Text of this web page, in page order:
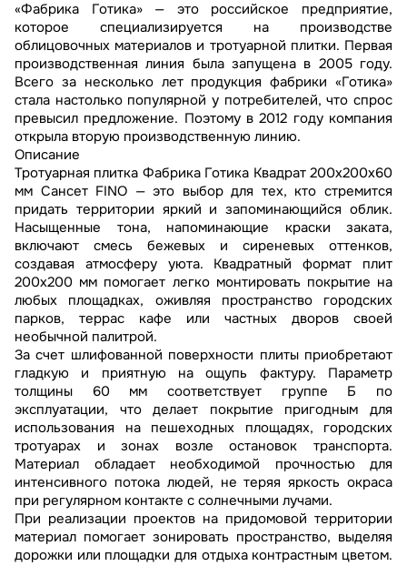
«Фабрика Готика» — это российское предприятие,
которое специализируется на производстве
облицовочных материалов и тротуарной плитки. Первая
производственная линия была запущена в 2005 году.
Всего за несколько лет продукция фабрики «Готика»
стала настолько популярной у потребителей, что спрос
превысил предложение. Поэтому в 2012 году компания
открыла вторую производственную линию.
Описание
Тротуарная плитка Фабрика Готика Квадрат 200х200х60
мм Сансет FINO — это выбор для тех, кто стремится
придать территории яркий и запоминающийся облик.
Насыщенные тона, напоминающие краски заката,
включают смесь бежевых и сиреневых оттенков,
создавая атмосферу уюта. Квадратный формат плит
200х200 мм помогает легко монтировать покрытие на
любых площадках, оживляя пространство городских
парков, террас кафе или частных дворов своей
необычной палитрой.
За счет шлифованной поверхности плиты приобретают
гладкую и приятную на ощупь фактуру. Параметр
толщины 60 мм соответствует группе Б по
эксплуатации, что делает покрытие пригодным для
использования на пешеходных площадях, городских
тротуарах и зонах возле остановок транспорта.
Материал обладает необходимой прочностью для
интенсивного потока людей, не теряя яркость окраса
при регулярном контакте с солнечными лучами.
При реализации проектов на придомовой территории
материал помогает зонировать пространство, выделяя
дорожки или площадки для отдыха контрастным цветом.